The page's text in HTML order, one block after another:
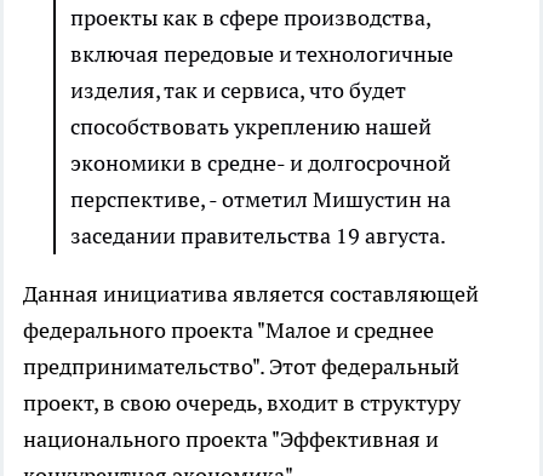
проекты как в сфере производства,
включая передовые и технологичные
изделия, так и сервиса, что будет
способствовать укреплению нашей
экономики в средне- и долгосрочной
перспективе, - отметил Мишустин на
заседании правительства 19 августа.
Данная инициатива является составляющей
федерального проекта "Малое и среднее
предпринимательство". Этот федеральный
проект, в свою очередь, входит в структуру
национального проекта "Эффективная и